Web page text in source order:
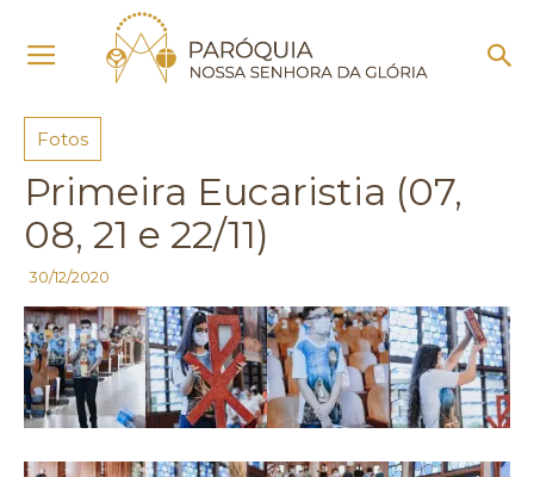
Fotos
Fotos
Primeira Eucaristia (07,
08, 21 e 22/11)
30/12/2020